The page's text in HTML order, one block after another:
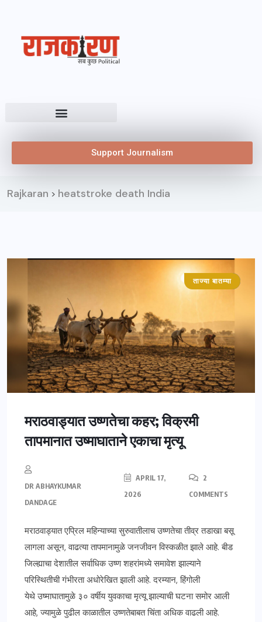
Support Journalism
Rajkaran > heatstroke death India
महाराष्ट्र
ताज्या बातम्या
मराठवाड्यात उष्णतेचा कहर; विक्रमी
तापमानात उष्माघाताने एकाचा मृत्यू
DR ABHAYKUMAR
DANDAGE
APRIL 17,
2026
2
COMMENTS
मराठवाड्यात एप्रिल महिन्याच्या सुरुवातीलाच उष्णतेचा तीव्र तडाखा बसू
लागला असून, वाढत्या तापमानामुळे जनजीवन विस्कळीत झाले आहे. बीड
जिल्ह्याचा देशातील सर्वाधिक उष्ण शहरांमध्ये समावेश झाल्याने
परिस्थितीची गंभीरता अधोरेखित झाली आहे. दरम्यान, हिंगोली
येथे उष्माघातामुळे ३० वर्षीय युवकाचा मृत्यू झाल्याची घटना समोर आली
आहे, ज्यामुळे पुढील काळातील उष्णतेबाबत चिंता अधिक वाढली आहे.